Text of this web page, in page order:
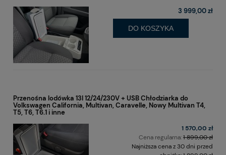
3 999,00 zł
DO KOSZYKA
Przenośna lodówka 13l 12/24/230V + USB Chłodziarka do
Volkswagen California, Multivan, Caravelle, Nowy Multivan T4,
T5, T6, T6.1 i inne
1 570,00 zł
Cena regularna:1 899,00 zł
Najniższa cena z 30 dni przed